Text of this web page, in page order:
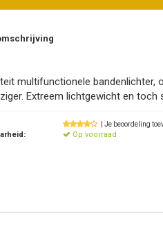
multifunctionele bandenlichter,
Extreem lichtgewicht en toch
| Je beoordeling
Op voorraad